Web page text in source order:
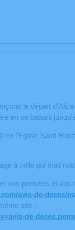
le départ
en se battant
en l'Eglise Saint-
à celle qui était
vos pensées et vos
avis-de-deces/
site :
de-